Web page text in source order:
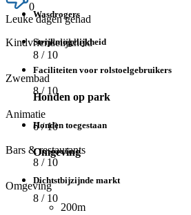
Wasdrogers
Strijkmogelijkheid
Faciliteiten voor rolstoelgebruikers
Honden op park
Honden toegestaan
Omgeving
Dichtstbijzijnde markt
200m
0
Leuke dagen gehad
Kindvriendelijkheid
8 / 10
Zwembad
8/ 10
Animatie
6/ 10
Bars & restaurants
8 / 10
Omgeving
8 / 10